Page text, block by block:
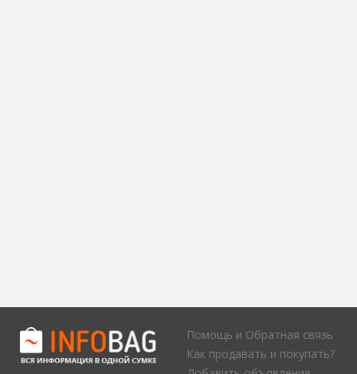
Помощь и Обратная связь
Как продавать и покупать?